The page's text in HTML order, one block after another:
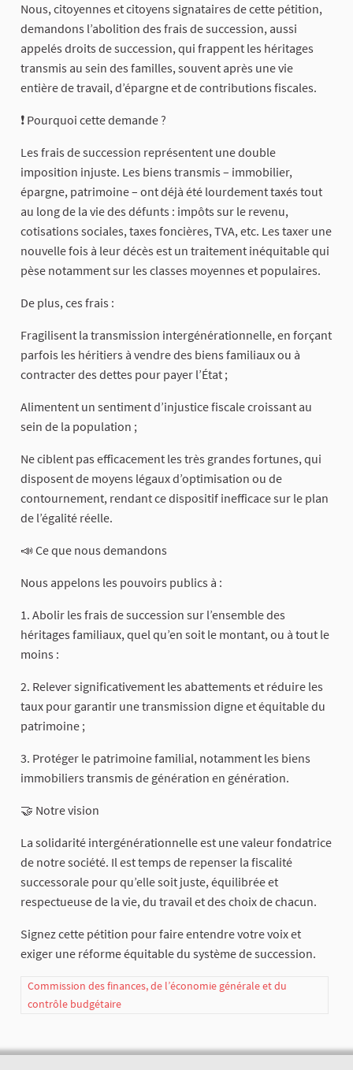
Nous, citoyennes et citoyens signataires de cette pétition,
demandons l’abolition des frais de succession, aussi
appelés droits de succession, qui frappent les héritages
transmis au sein des familles, souvent après une vie
entière de travail, d’épargne et de contributions fiscales.
❗ Pourquoi cette demande ?
Les frais de succession représentent une double
imposition injuste. Les biens transmis – immobilier,
épargne, patrimoine – ont déjà été lourdement taxés tout
au long de la vie des défunts : impôts sur le revenu,
cotisations sociales, taxes foncières, TVA, etc. Les taxer une
nouvelle fois à leur décès est un traitement inéquitable qui
pèse notamment sur les classes moyennes et populaires.
De plus, ces frais :
Fragilisent la transmission intergénérationnelle, en forçant
parfois les héritiers à vendre des biens familiaux ou à
contracter des dettes pour payer l’État ;
Alimentent un sentiment d’injustice fiscale croissant au
sein de la population ;
Ne ciblent pas efficacement les très grandes fortunes, qui
disposent de moyens légaux d’optimisation ou de
contournement, rendant ce dispositif inefficace sur le plan
de l’égalité réelle.
📣 Ce que nous demandons
Nous appelons les pouvoirs publics à :
1. Abolir les frais de succession sur l’ensemble des
héritages familiaux, quel qu’en soit le montant, ou à tout le
moins :
2. Relever significativement les abattements et réduire les
taux pour garantir une transmission digne et équitable du
patrimoine ;
3. Protéger le patrimoine familial, notamment les biens
immobiliers transmis de génération en génération.
🤝 Notre vision
La solidarité intergénérationnelle est une valeur fondatrice
de notre société. Il est temps de repenser la fiscalité
successorale pour qu’elle soit juste, équilibrée et
respectueuse de la vie, du travail et des choix de chacun.
Signez cette pétition pour faire entendre votre voix et
exiger une réforme équitable du système de succession.
Commission des finances, de l’économie générale et du
contrôle budgétaire